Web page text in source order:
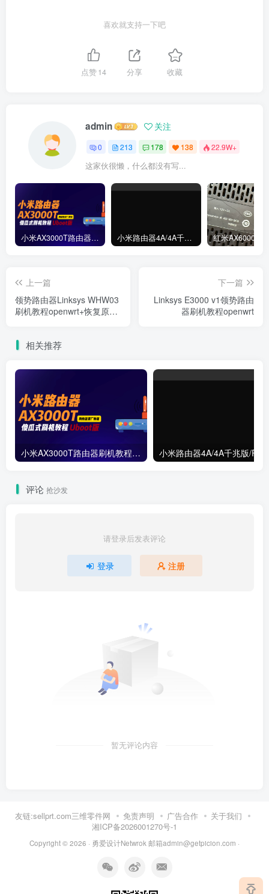
喜欢就支持一下吧
点赞14 分享 收藏
admin 关注
0 213 178 138 22.9W+
这家伙很懒，什么都没有写...
小米AX3000T路由器刷机教程傻瓜式uboot版支持v1v2+恢复原厂系统教程RD03 RD23 小米路由器4A/4A千兆版/R4A/R4AC傻瓜式刷机教程breed版+openwrt分区版支持V1V2+恢复原厂教程
上一篇
领势路由器Linksys WHW03
刷机教程openwrt+恢复原厂
下一篇
Linksys E3000 v1领势路由
器刷机教程openwrt
相关推荐
小米AX3000T路由器刷机教程傻瓜式uboot版支持v1v2+恢复原厂系统教程RD03 RD23
评论 抢沙发
请登录后发表评论
登录 注册
暂无评论内容
友链:sellprt.com三维零件网 免责声明 广告合作
关于我们
湘ICP备2026001270号-1
Copyright © 2026 · 勇爱设计Netwrok 邮箱admin@getpicion.com ·